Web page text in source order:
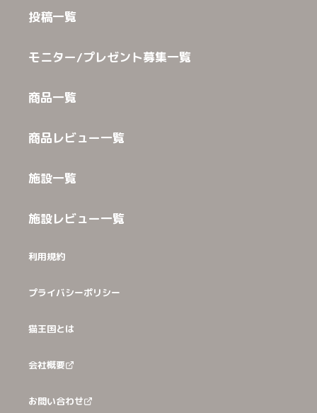
投稿一覧
モニター/プレゼント募集一覧
商品一覧
商品レビュー一覧
施設一覧
施設レビュー一覧
利用規約
プライバシーポリシー
猫王国とは
会社概要
お問い合わせ